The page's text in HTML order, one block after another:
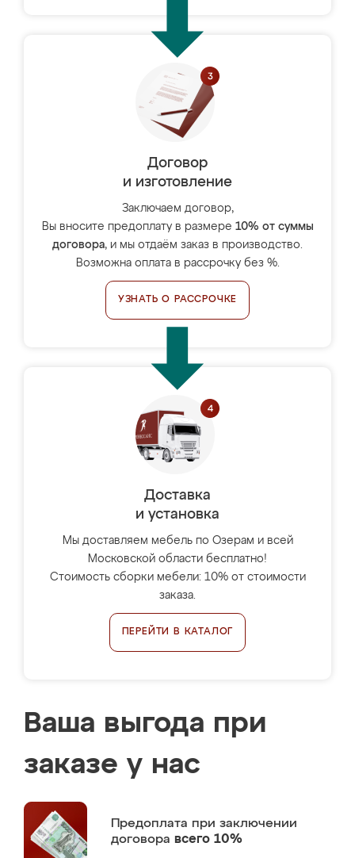
Договор
и изготовление
Заключаем договор,
Вы вносите предоплату в размере 10% от суммы
договора, и мы отдаём заказ в производство.
Возможна оплата в рассрочку без %.
УЗНАТЬ О РАССРОЧКЕ
Доставка
и установка
Мы доставляем мебель по Озерам и всей
Московской области бесплатно!
Стоимость сборки мебели: 10% от стоимости
заказа.
ПЕРЕЙТИ В КАТАЛОГ
Ваша выгода при
заказе у нас
Предоплата при заключении
договора всего 10%